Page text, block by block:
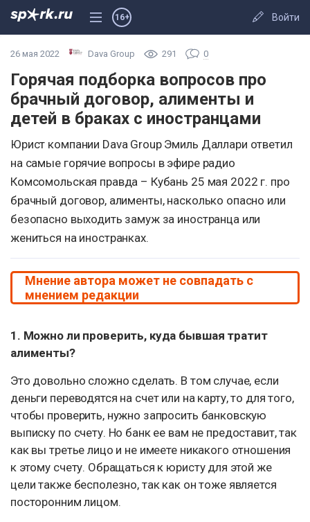
Войти
16+
26 мая 2022 Dava Group 291 0
Горячая подборка вопросов про
брачный договор, алименты и
детей в браках с иностранцами
Юрист компании Dava Group Эмиль Даллари ответил
на самые горячие вопросы в эфире радио
Комсомольская правда – Кубань 25 мая 2022 г. про
брачный договор, алименты, насколько опасно или
безопасно выходить замуж за иностранца или
жениться на иностранках.
Мнение автора может не совпадать с
мнением редакции
1. Можно ли проверить, куда бывшая тратит
алименты?
Это довольно сложно сделать. В том случае, если
деньги переводятся на счет или на карту, то для того,
чтобы проверить, нужно запросить банковскую
выписку по счету. Но банк ее вам не предоставит, так
как вы третье лицо и не имеете никакого отношения
к этому счету. Обращаться к юристу для этой же
цели также бесполезно, так как он тоже является
посторонним лицом.